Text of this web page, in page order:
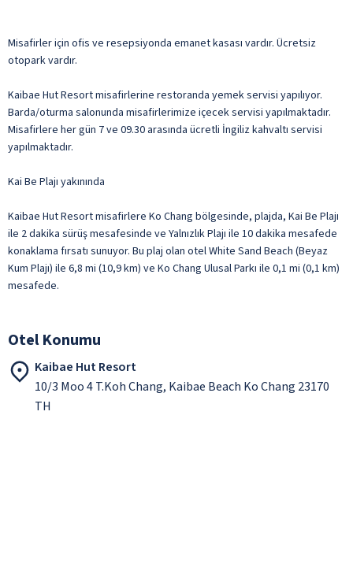
Misafirler için ofis ve resepsiyonda emanet kasası vardır. Ücretsiz
otopark vardır.
Kaibae Hut Resort misafirlerine restoranda yemek servisi yapılıyor.
Barda/oturma salonunda misafirlerimize içecek servisi yapılmaktadır.
Misafirlere her gün 7 ve 09.30 arasında ücretli İngiliz kahvaltı servisi
yapılmaktadır.
Kai Be Plajı yakınında
Kaibae Hut Resort misafirlere Ko Chang bölgesinde, plajda, Kai Be Plajı
ile 2 dakika sürüş mesafesinde ve Yalnızlık Plajı ile 10 dakika mesafede
konaklama fırsatı sunuyor. Bu plaj olan otel White Sand Beach (Beyaz
Kum Plajı) ile 6,8 mi (10,9 km) ve Ko Chang Ulusal Parkı ile 0,1 mi (0,1 km)
mesafede.
Otel Konumu
Kaibae Hut Resort
10/3 Moo 4 T.Koh Chang, Kaibae Beach Ko Chang 23170
TH